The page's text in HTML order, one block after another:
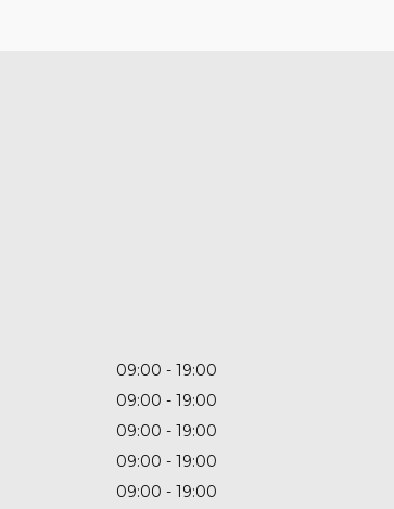
09:00
19:00
09:00
19:00
09:00
19:00
09:00
19:00
09:00
19:00